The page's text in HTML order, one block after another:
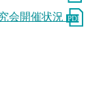
会開催状況